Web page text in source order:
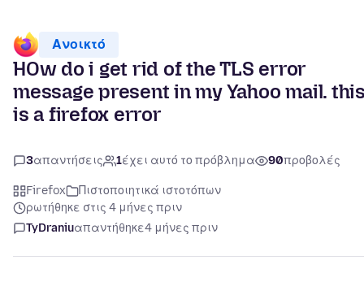
Ανοικτό
HOw do i get rid of the TLS error
message present in my Yahoo mail.
is a firefox error
3απαντήσεις 1έχει αυτό το πρόβλημα 90προβολές
Firefox
Πιστοποιητικά ιστοτόπων
ρωτήθηκε στις 4 μήνες πριν
TyDraniuαπαντήθηκε4 μήνες πριν